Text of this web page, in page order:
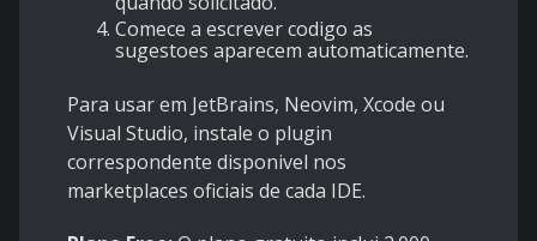
Comece a escrever codigo as
sugestoes aparecem automaticamente.
Para usar em JetBrains, Neovim, Xcode ou
Visual Studio, instale o plugin
correspondente disponivel nos
marketplaces oficiais de cada IDE.